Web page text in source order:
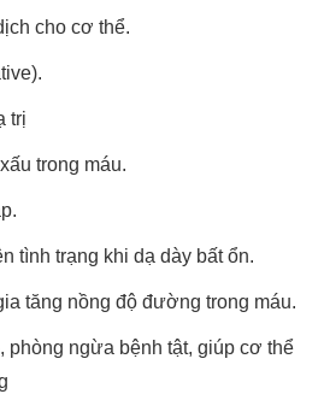
cho cơ thể.
trị
trong máu.
tình trạng khi dạ dày bất ổn.
tăng nồng độ đường trong máu.
ngừa bệnh tật, giúp cơ thể